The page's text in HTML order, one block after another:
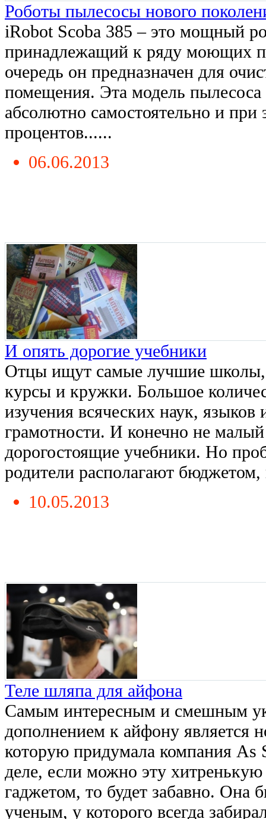
Роботы пылесосы нового
iRobot Scoba 385 – это мощный
принадлежащий к ряду моющих
очередь он предназначен для
помещения. Эта модель
абсолютно самостоятельно и при
процентов......
06.06.2013
И опять дорогие учебники
Отцы ищут самые лучшие
курсы и кружки. Большое
изучения всяческих наук,
грамотности. И конечно не
дорогостоящие учебники. Но
родители располагают
10.05.2013
Теле шляпа для айфона
Самым интересным и смешным
дополнением к айфону является
которую придумала компания As
деле, если можно эту
гаджетом, то будет забавно. Она
ученым, у которого всегда